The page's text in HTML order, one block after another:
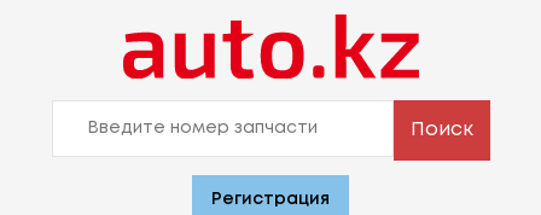
Поиск
Регистрация